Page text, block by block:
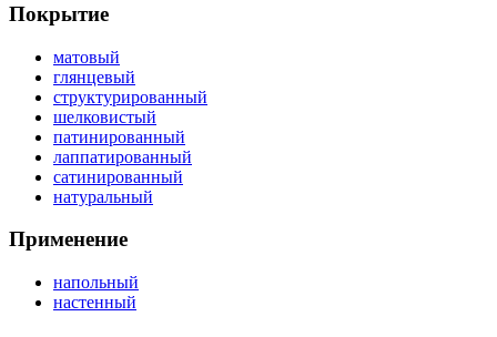
Покрытие
матовый
глянцевый
структурированный
шелковистый
патинированный
лаппатированный
сатинированный
натуральный
Применение
напольный
настенный